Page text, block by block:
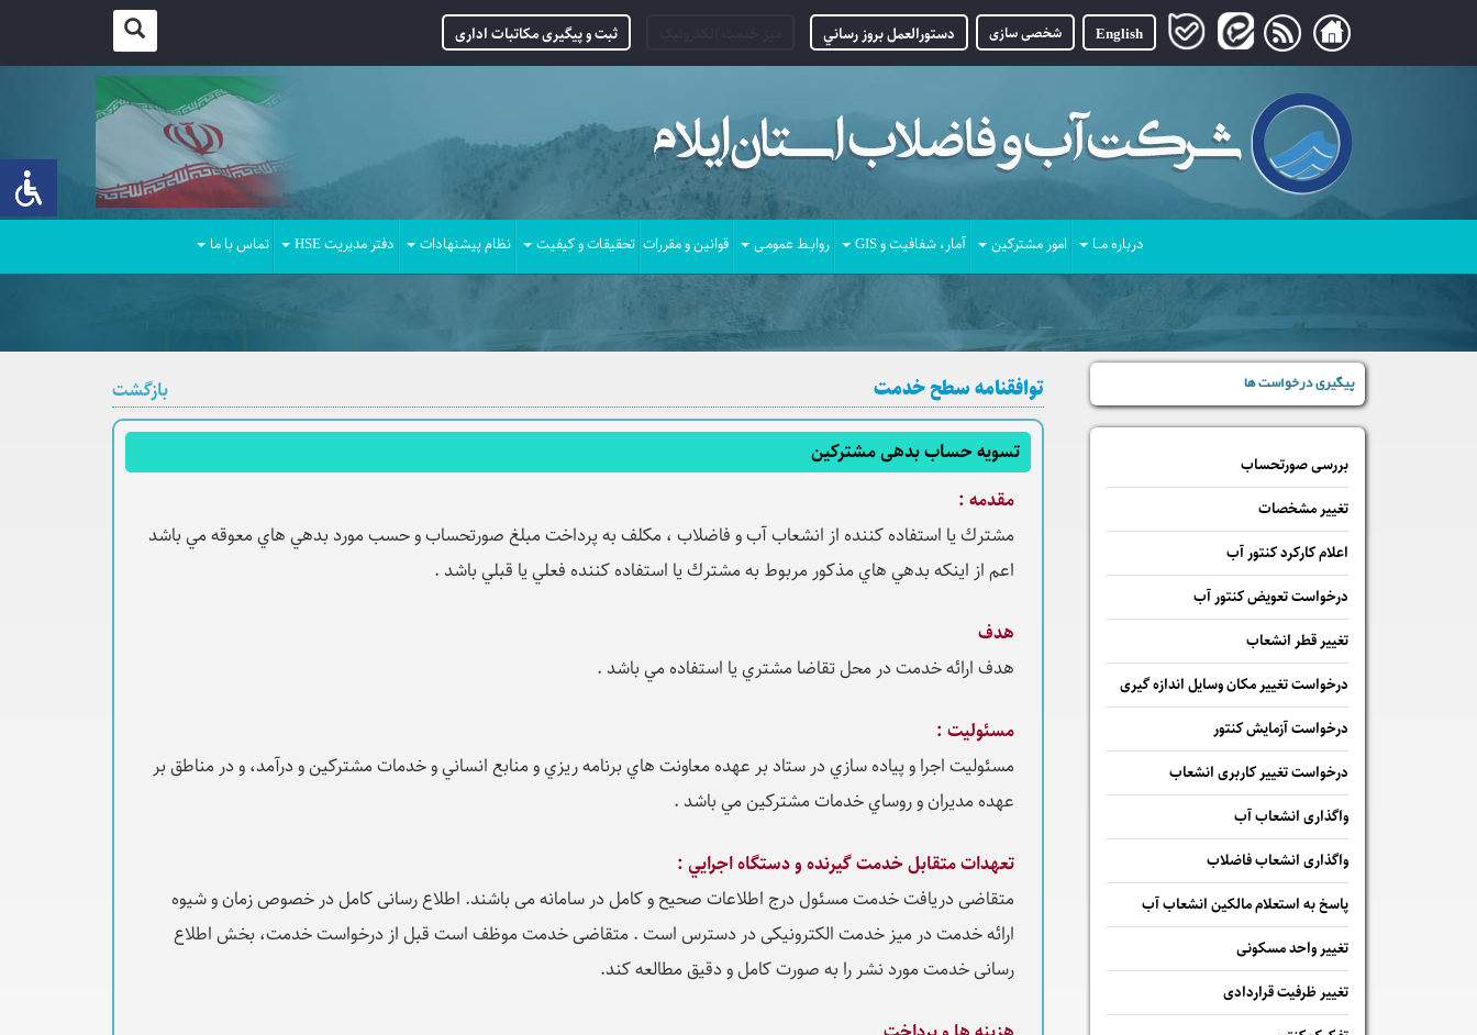
English شخصی سازی دستورالعمل بروز رساني ثبت و پیگیری مکاتبات اداری
درباره مــا امور مشترکین آمار، شفافیت و GIS روابـط عمومـی قوانین و مقررات تحقیقات و کیفیت نظام پیشنهادات دفتر مدیریت HSE تماس با ما
پیگیری درخواست ها
بررسی صورتحساب
تغییر مشخصات
اعلام کارکرد کنتور آب
درخواست تعویض کنتور آب
تغییر قطر انشعاب
درخواست تغییر مکان وسایل اندازه گیری
درخواست آزمایش کنتور
درخواست تغییر کاربری انشعاب
واگذاری انشعاب آب
واگذاری انشعاب فاضلاب
پاسخ به استعلام مالكين انشعاب آب
تغییر واحد مسکونی
تغییر ظرفیت قراردادی
توافقنامه سطح خدمت بازگشت
تسویه حساب بدهی مشترکین
مقدمه :
مشترك يا استفاده كننده از انشعاب آب و فاضلاب ، مكلف به پرداخت مبلغ صورتحساب و حسب مورد بدهي هاي معوقه مي باشد
اعم از اينكه بدهي هاي مذكور مربوط به مشترك يا استفاده كننده فعلي يا قبلي باشد .
هدف
هدف ارائه خدمت در محل تقاضا مشتري یا استفاده مي باشد .
مسئوليت :
مسئوليت اجرا و پياده سازي در ستاد بر عهده معاونت هاي برنامه ريزي و منابع انساني و خدمات مشترکين و درآمد، و در مناطق بر
عهده مديران و روساي خدمات مشترکين مي باشد .
تعهدات متقابل خدمت گيرنده و دستگاه اجرايي :
متقاضی دریافت خدمت مسئول درج اطلاعات صحیح و کامل در سامانه می باشند. اطلاع رسانی کامل در خصوص زمان و شیوه
ارائه خدمت در میز خدمت الکترونیکی در دسترس است . متقاضی خدمت موظف است قبل از درخواست خدمت، بخش اطلاع
رسانی خدمت مورد نشر را به صورت کامل و دقیق مطالعه کند.